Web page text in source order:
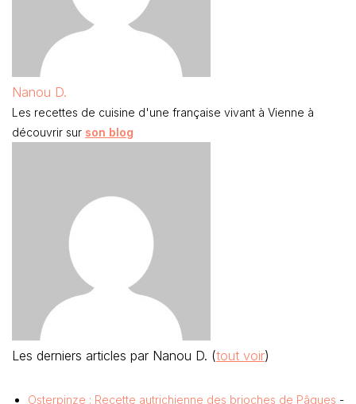
Nanou D.
Les recettes de cuisine d'une française vivant à Vienne à
découvrir sur son blog
Les derniers articles par Nanou D. (tout voir)
Osterpinze : Recette autrichienne des brioches de Pâques -